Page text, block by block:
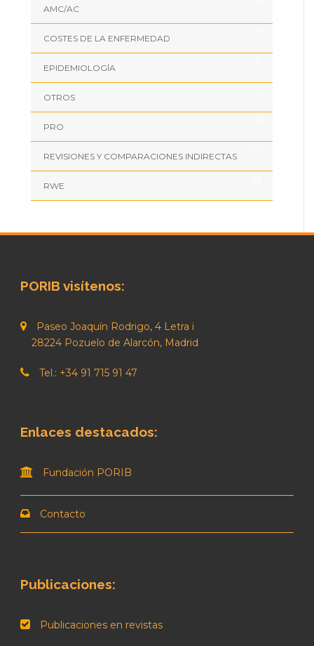
AMC/AC
COSTES DE LA ENFERMEDAD
EPIDEMIOLOGÍA
OTROS
PRO
REVISIONES Y COMPARACIONES INDIRECTAS
RWE
PORIB visítenos:
Paseo Joaquín Rodrigo, 4 Letra i
28224 Pozuelo de Alarcón, Madrid
Tel.: +34 91 715 91 47
Enlaces destacados:
Fundación PORIB
Contacto
Publicaciones:
Publicaciones en revistas